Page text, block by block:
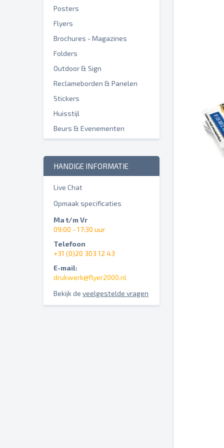
Posters
Flyers
Brochures - Magazines
Folders
Outdoor & Sign
Reclameborden & Panelen
Stickers
Huisstijl
Beurs & Evenementen
HANDIGE INFORMATIE
Live Chat
Opmaak specificaties
Ma t/m Vr
09:00 - 17:30 uur
Telefoon
+31 (0)20 303 12 43
E-mail:
drukwerk@flyer2000.nl
Bekijk de veelgestelde vragen